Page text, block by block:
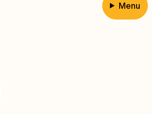
Menu